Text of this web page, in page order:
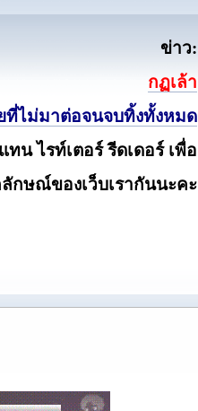
ข่าว:
กฏเล้า
ที่ไม่มาต่อจนจบทิ้งทั้งหมด
น ไรท์เตอร์ รีดเดอร์ เพื่อ
ลักษณ์ของเว็บเรากันนะคะ